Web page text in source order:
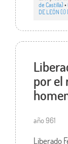
de Castilla)•
DE LEÓN
por el
año 961
Liberado